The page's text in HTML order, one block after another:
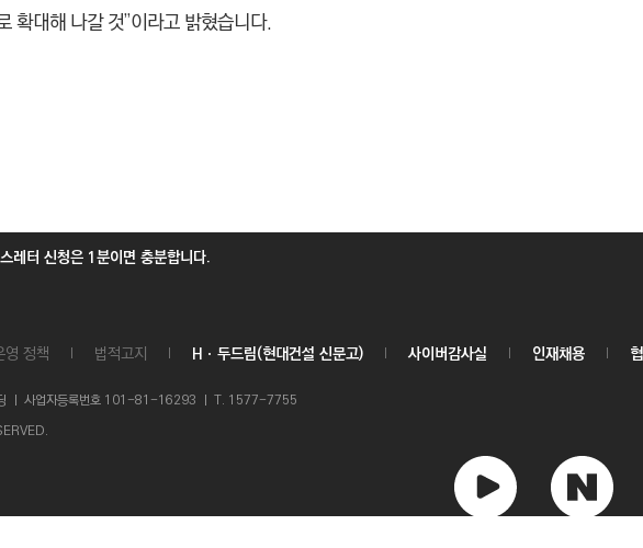
확대해 나갈 것”이라고 밝혔습니다.
레터 신청은 1분이면 충분합니다.
영 정책 법적고지 Hㆍ두드림(현대건설 신문고) 사이버감사실 인재채용
ㅣ 사업자등록번호 101-81-16293 ㅣ T. 1577-7755